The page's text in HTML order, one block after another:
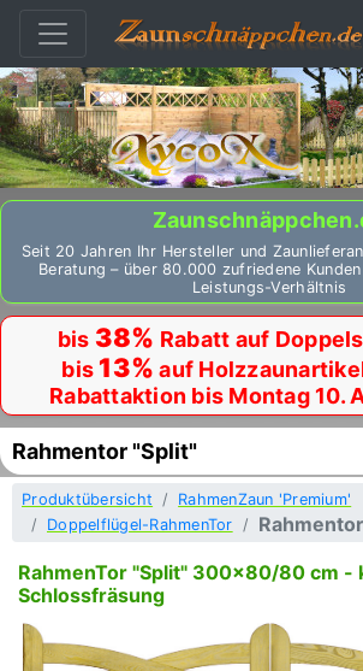
Seit 20 Jahren Ihr Hersteller und
Beratung – über 80.000 zufriedene
Leistungs-Verhältnis
bis 38% Rabatt auf
bis 13% auf
Rabattaktion bis Montag 10.
Rahmentor "Split"
Produktübersicht
RahmenZaun 'Premium'
Doppelflügel-RahmenTor
RahmenTor "Split" 300x80/80 cm -
Schlossfräsung